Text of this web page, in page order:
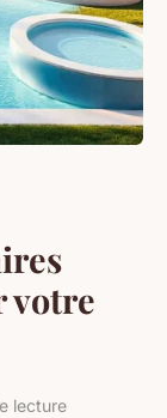
votre
lecture